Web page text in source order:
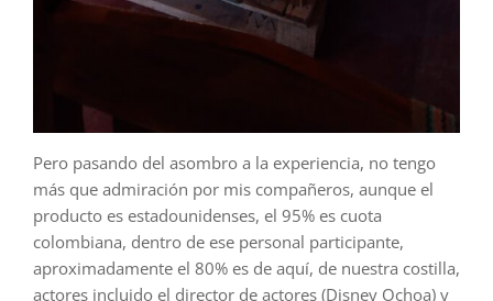
Pero pasando del asombro a la experiencia, no tengo
más que admiración por mis compañeros, aunque el
producto es estadounidenses, el 95% es cuota
colombiana, dentro de ese personal participante,
aproximadamente el 80% es de aquí, de nuestra costilla,
actores incluido el director de actores (Disney Ochoa) y